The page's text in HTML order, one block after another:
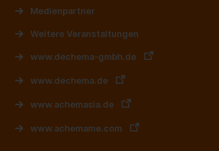
Medienpartner
Weitere Veranstaltungen
www.dechema-gmbh.de
www.dechema.de
www.achemasia.de
www.achemame.com